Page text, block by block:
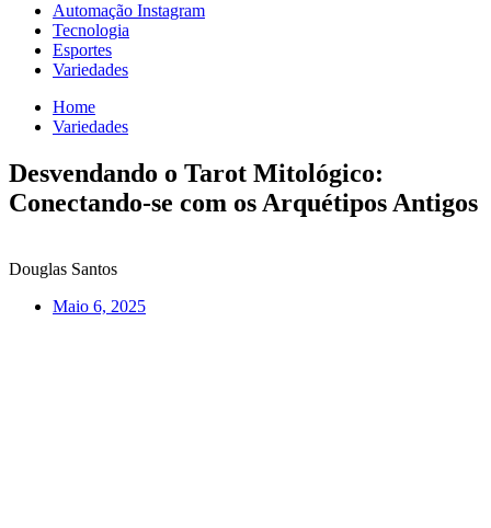
Automação Instagram
Tecnologia
Esportes
Variedades
Home
Variedades
Desvendando o Tarot Mitológico:
Conectando-se com os Arquétipos Antigos
Douglas Santos
Maio 6, 2025